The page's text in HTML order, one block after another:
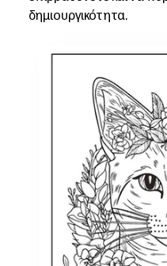
δημιουργικότητα.
Μηδενική
Η περίπλοκη γραμμή
Χρησιμοποιήστε το
Εκτυπώστε ξανά